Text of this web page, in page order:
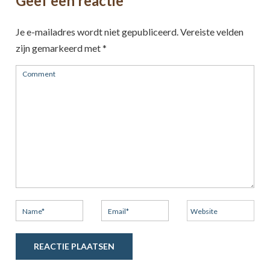
Je e-mailadres wordt niet gepubliceerd.Vereiste velden
zijn gemarkeerd met*